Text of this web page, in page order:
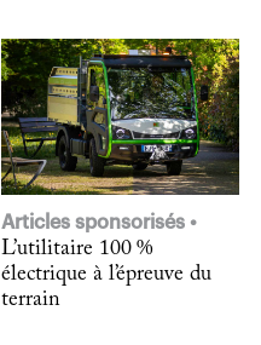
Articles sponsorisés
L’utilitaire 100 %
électrique à l’épreuve du
terrain